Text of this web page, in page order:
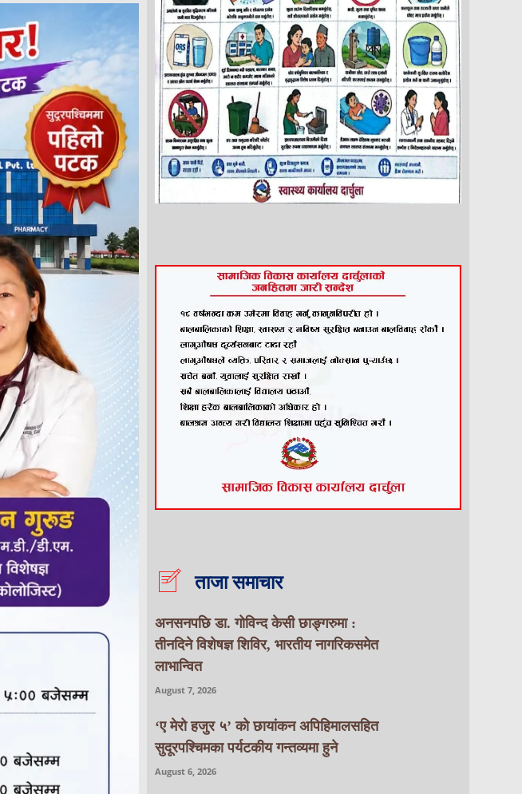
ताजा समाचार
अनसनपछि डा. गोविन्द केसी छाङ्गरुमा :
तीनदिने विशेषज्ञ शिविर, भारतीय नागरिकसमेत
लाभान्वित
August 7, 2026
‘ए मेरो हजुर ५’ को छायांकन अपिहिमालसहित
सुदूरपश्चिमका पर्यटकीय गन्तव्यमा हुने
August 6, 2026